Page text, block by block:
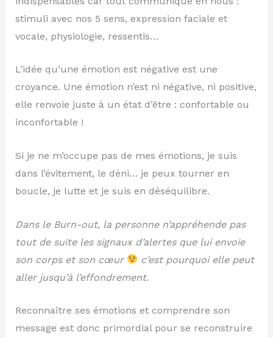
stimuli avec nos 5 sens, expression faciale et
vocale, physiologie, ressentis…
L’idée qu’une émotion est négative est une
croyance. Une émotion n’est ni négative, ni positive,
elle renvoie juste à un état d’être : confortable ou
inconfortable !
Si je ne m’occupe pas de mes émotions, je suis
dans l’évitement, le déni… je peux tourner en
boucle, je lutte et je suis en déséquilibre.
Dans le Burn-out, la personne n’appréhende pas
tout de suite les signaux d’alertes que lui envoie
son corps et son cœur
c’est pourquoi elle peut
aller jusqu’à l’effondrement.
Reconnaître ses émotions et comprendre son
message est donc primordial pour se reconstruire